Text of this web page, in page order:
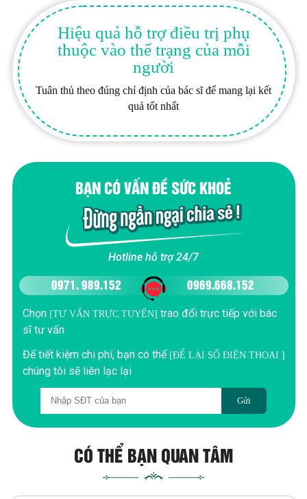
Hiệu quả hỗ trợ điều trị phụ
thuộc vào thể trạng của mỗi
người
Tuân thủ theo đúng chỉ định của bác sĩ để mang lại kết
quả tốt nhất
BẠN CÓ VẤN ĐỀ SỨC KHOẺ
Hotline hỗ trợ 24/7
0971. 989.152 0969.668.152
Chọn [TƯ VẤN TRỰC TUYẾN] trao đổi trực tiếp với bác
sĩ tư vấn
Để tiết kiệm chi phí, bạn có thể [ĐỂ LẠI SỐ ĐIỆN THOẠI ]
chúng tôi sẽ liên lạc lại
Gửi
CÓ THỂ BẠN QUAN TÂM